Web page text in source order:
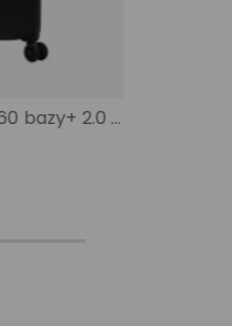
Maleta de viaje 23 kg 360 bazy+ 2.0 bodega negro color: negro